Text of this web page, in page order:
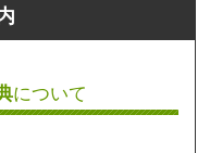
について